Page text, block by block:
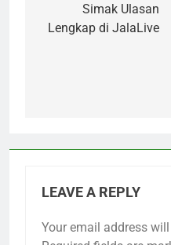
Simak Ulasan
Lengkap di JalaLive
LEAVE A REPLY
Your email address